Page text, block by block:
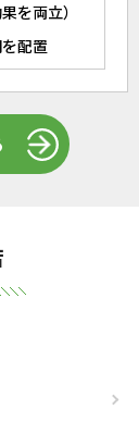
を両立）
配置